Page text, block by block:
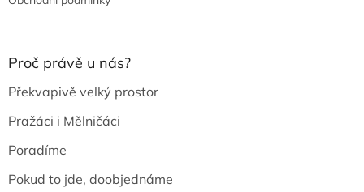
Proč právě u nás?
Překvapivě velký prostor
Pražáci i Mělničáci
Poradíme
Pokud to jde, doobjednáme